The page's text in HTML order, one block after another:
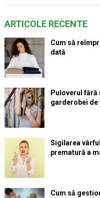
ARTICOLE RECENTE
Cum să
dată
Puloverul fără
garderobei
Sigilarea
prematură a
Cum să